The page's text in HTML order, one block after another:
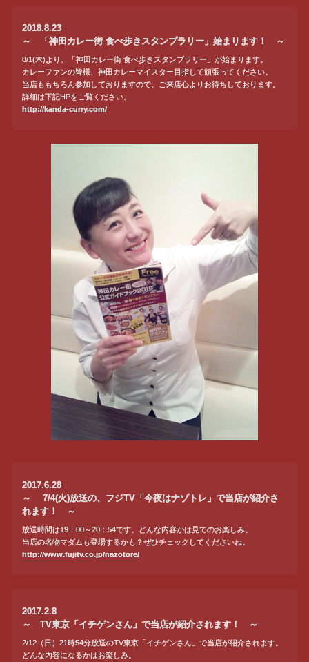
2018.8.23
～ 「神田カレー街 食べ歩きスタンプラリー」始まります！ ～
8/1(木)より、「神田カレー街 食べ歩きスタンプラリー」が始まります。
カレーファンの皆様、神田カレーマイスター目指して頑張ってください。
当店ももちろん参加しておりますので、ご来店心よりお待ちしております。
詳細は下記HPをご覧ください。
http://kanda-curry.com/
2017.6.28
～ 7/4(火)放送の、フジTV「今夜はナゾトレ」で当店が紹介さ
れます！ ～
放送時間は19：00～20：54です。どんな内容かは見てのお楽しみ。
当店の名物マダムも登場するかも？ぜひチェックしてくださいね。
http://www.fujitv.co.jp/nazotore/
2017.2.8
～ TV東京「イチゲンさん」で当店が紹介されます！ ～
2/12（日）21時54分放送のTV東京「イチゲンさん」で当店が紹介されます。
どんな内容になるかはお楽しみ。